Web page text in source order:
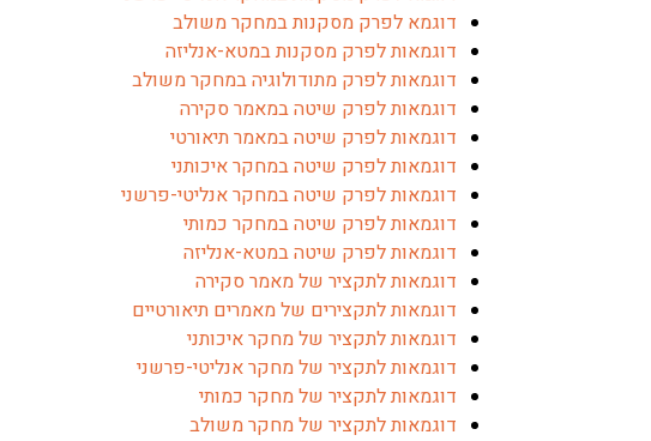
דוגמא לפרק מסקנות במחקר משולב
דוגמאות לפרק מסקנות במטא-אנליזה
דוגמאות לפרק מתודולוגיה במחקר משולב
דוגמאות לפרק שיטה במאמר סקירה
דוגמאות לפרק שיטה במאמר תיאורטי
דוגמאות לפרק שיטה במחקר איכותני
דוגמאות לפרק שיטה במחקר אנליטי-פרשני
דוגמאות לפרק שיטה במחקר כמותי
דוגמאות לפרק שיטה במטא-אנליזה
דוגמאות לתקציר של מאמר סקירה
דוגמאות לתקצירים של מאמרים תיאורטיים
דוגמאות לתקציר של מחקר איכותני
דוגמאות לתקציר של מחקר אנליטי-פרשני
דוגמאות לתקציר של מחקר כמותי
דוגמאות לתקציר של מחקר משולב